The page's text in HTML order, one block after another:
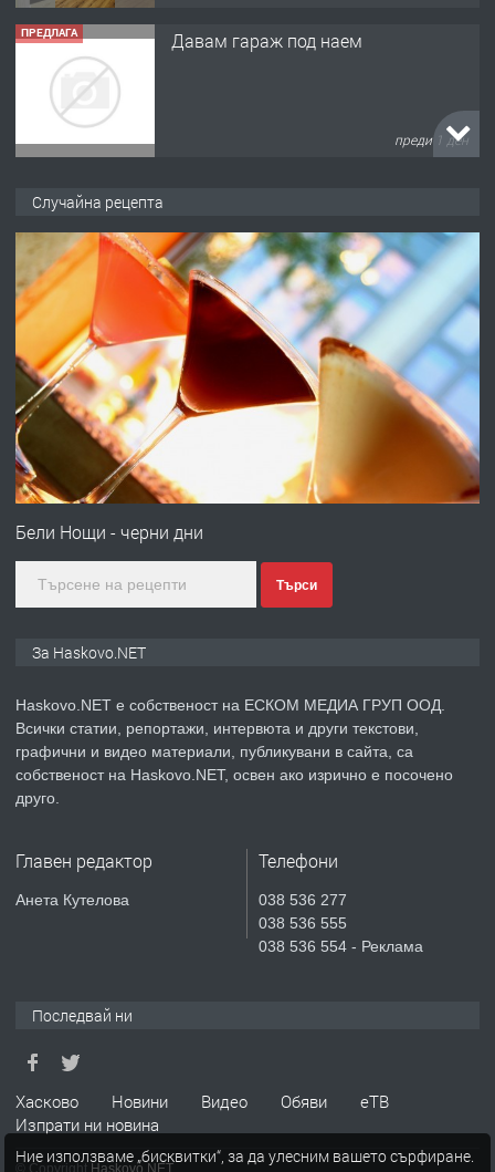
ПРЕДЛАГА Давам гараж под наем
преди 1 ден
градската градина!
преди 2 дни
ПРЕДЛАГА
ПРОСТОРЕН ТРИСТАЕН
АПАРТАМЕНТ В НОВА СГРАДА КВ.
КУБА
преди 2 дни
ПРЕДЛАГА
Продавам парцел в гр. Хасково кв.
асфалт 0889 537 426
преди 2 дни
ПРЕДЛАГА
№4119 Едностаен обзаведен
Къртене на бетон! Събаряне на
Случайна рецепта
Бели Нощи - черни дни
Търси
За Haskovo.NET
Haskovo.NET е собственост на ЕСКОМ МЕДИА ГРУП ООД.
Всички статии, репортажи, интервюта и други текстови,
графични и видео материали, публикувани в сайта, са
собственост на Haskovo.NET, освен ако изрично е посочено
друго.
Главен редактор
Анета Кутелова
Телефони
038 536 277
038 536 555
038 536 554 - Реклама
Последвай ни
Хасково Новини Видео Обяви
еТВ
Изпрати ни новина
© Copyright Haskovo.NET
Ние използваме „бисквитки“, за да улесним вашето сърфиране.